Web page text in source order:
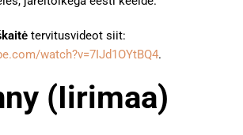
tervitusvideot siit:
watch?v=7IJd1OYtBQ4.
(Iirimaa)